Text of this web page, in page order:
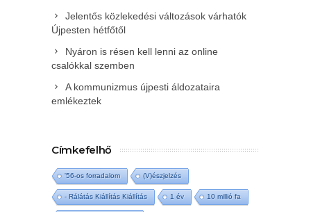
Jelentős közlekedési változások várhatók
Újpesten hétfőtől
Nyáron is résen kell lenni az online
csalókkal szemben
A kommunizmus újpesti áldozataira
emlékeztek
Címkefelhő
'56-os forradalom (V)észjelzés
- Rálátás Kiállítás Kiállítás 1 év 10 millió fa